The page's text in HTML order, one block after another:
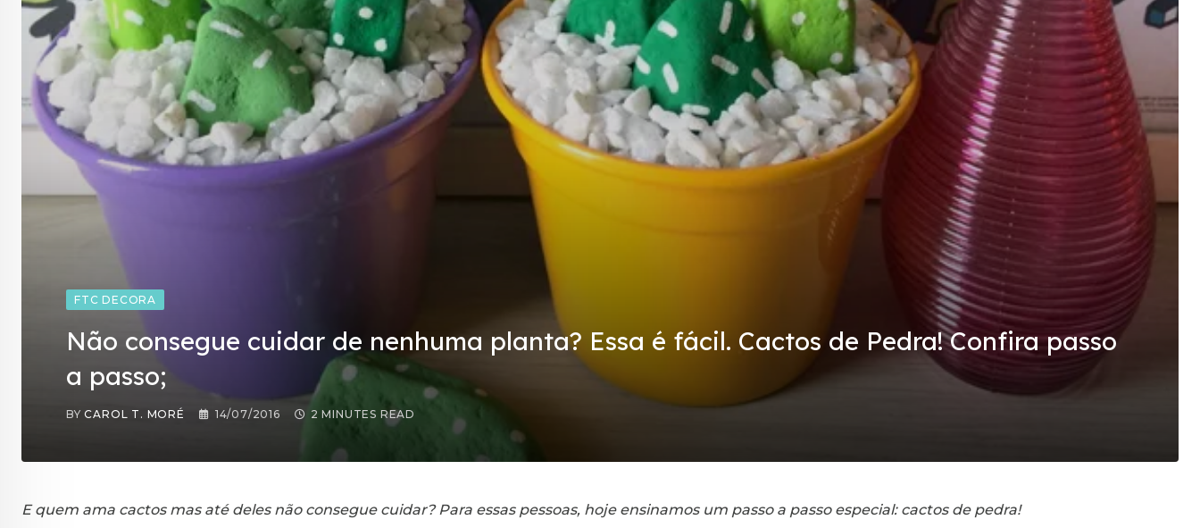
FTC DECORA
Não consegue cuidar de nenhuma planta? Essa é fácil. Cactos de Pedra! Confira passo
a passo;
BYCAROL T. MORÉ 14/07/2016 2 MINUTES READ
E quem ama cactos mas até deles não consegue cuidar? Para essas pessoas, hoje ensinamos um passo a passo especial: cactos de pedra!